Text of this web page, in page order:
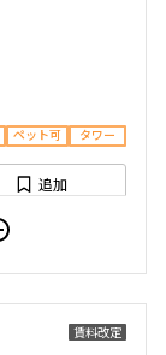
ペット可 タワー
追加
賃料改定